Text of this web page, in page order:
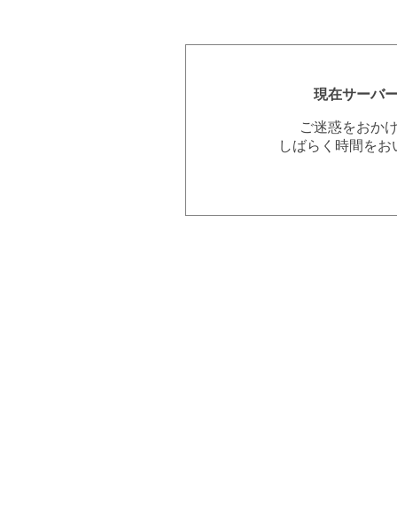
現在サーバ
ご迷惑をおか
しばらく時間を